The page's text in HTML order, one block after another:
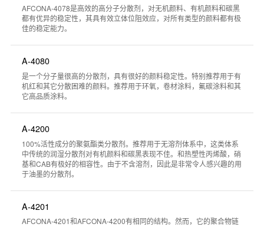
AFCONA‐4078是高效的高分子分散剂，对无机颜料、有机颜料和碳黑
都有优异的稳定性，其具有效立体位阻效应，对所有类型的颜料都有极
佳的稳定能力。
A-4080
是一个分子量很高的分散剂，具有很好的颜料稳定性。特别推荐用于有
机红和其它分散困难的颜料。推荐用于环氧，卷材涂料，氟碳涂料和其
它高品质涂料。
A-4200
100%活性成分的聚氨酯类分散剂。推荐用于无溶剂体系中，这类体系
中传统的润湿分散剂对有机颜料和碳黑表现不佳。和热塑性丙烯酸，硝
基和CAB有极好的相容性。由于不含溶剂，因此是非常令人感兴趣的用
于油墨的分散剂。
A-4201
AFCONA-4201和AFCONA-4200有相同的结构。然而，它的聚合物链